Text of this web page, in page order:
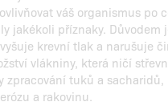
váš organismus po
jakékoli příznaky. Důvodem
krevní tlak a narušuje
vlákniny, která ničí
zpracování tuků a sacharidů,
a rakovinu.